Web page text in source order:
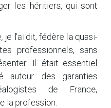
les héritiers, qui sont
l’ai dit, fédère la quasi-
professionnels, sans
Il était essentiel
autour des garanties
de France,
la profession.